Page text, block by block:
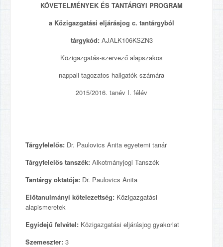
KÖVETELMÉNYEK ÉS TANTÁRGYI PROGRAM
a Közigazgatási eljárásjog c. tantárgyból
tárgykód: AJALK106KSZN3
Közigazgatás-szervező alapszakos
nappali tagozatos hallgatók számára
2015/2016. tanév I. félév
Tárgyfelelős: Dr. Paulovics Anita egyetemi tanár
Tárgyfelelős tanszék: Alkotmányjogi Tanszék
Tantárgy oktatója: Dr. Paulovics Anita
Előtanulmányi kötelezettség: Közigazgatási
alapismeretek
Egyidejű felvétel: Közigazgatási eljárásjog gyakorlat
Szemeszter: 3